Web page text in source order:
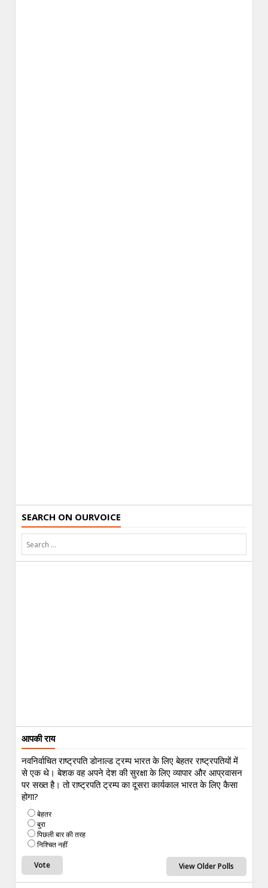
SEARCH ON OURVOICE
आपकी राय
नवनिर्वाचित राष्ट्रपति डोनाल्ड ट्रम्प भारत के लिए बेहतर राष्ट्रपतियों में
से एक थे। बेशक वह अपने देश की सुरक्षा के लिए व्यापार और आप्रवासन
पर सख्त है। तो राष्ट्रपति ट्रम्प का दूसरा कार्यकाल भारत के लिए कैसा
होगा?
बेहतर
बुरा
पिछली बार की तरह
निश्चित नहीं
View Older Polls